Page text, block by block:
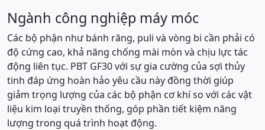
Ngành công nghiệp máy móc
Các bộ phận như bánh răng, puli và vòng bi cần phải có
độ cứng cao, khả năng chống mài mòn và chịu lực tác
động liên tục. PBT GF30 với sự gia cường của sợi thủy
tinh đáp ứng hoàn hảo yêu cầu này đồng thời giúp
giảm trọng lượng của các bộ phận cơ khí so với các vật
liệu kim loại truyền thống, góp phần tiết kiệm năng
lượng trong quá trình hoạt động.